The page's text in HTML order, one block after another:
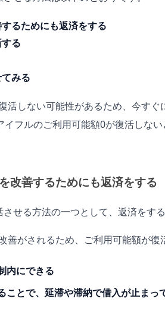
るためにも返済をする
る
みる
活しない可能性があるため、今す
イフルのご利用可能額0が復活しな
改善するためにも返済をする
せる方法の一つとして、返済をす
善がされるため、ご利用可能額が復
内にできる
ことで、延滞や滞納で借入が止まっ